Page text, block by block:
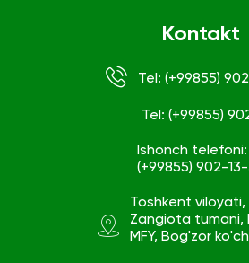
Kontakt
Tel: (+99855)
Tel: (+99855)
Ishonch telefoni:
(+99855) 902-
Toshkent viloyati,
Zangiota tumani,
MFY, Bog'zor